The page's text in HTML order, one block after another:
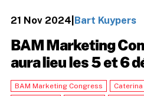
21 Nov 2024 Bart Kuypers
BAM Marketing
aura lieu les 5 et 6
BAM Marketing Congress